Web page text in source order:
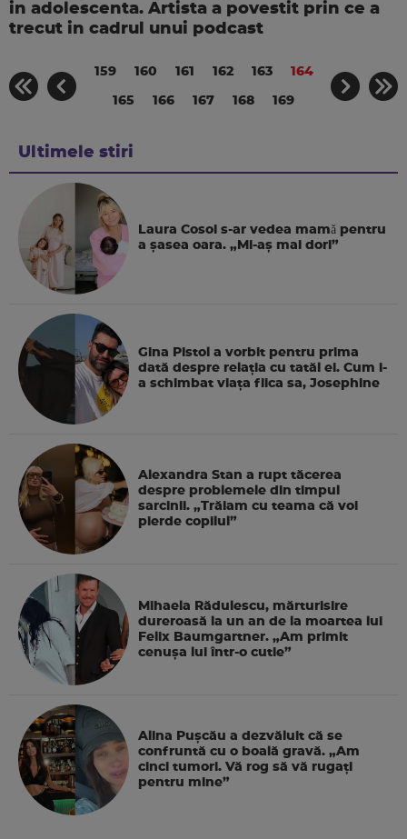
in adolescenta. Artista a povestit prin ce a
trecut in cadrul unui podcast
159 160 161 162 163 164
165 166 167 168 169
Ultimele stiri
Laura Cosoi s-ar vedea mamǎ pentru
a şasea oara. „Mi-aș mai dori”
Gina Pistol a vorbit pentru prima
dată despre relația cu tatăl ei. Cum i-
a schimbat viața fiica sa, Josephine
Alexandra Stan a rupt tăcerea
despre problemele din timpul
sarcinii. „Trăiam cu teama că voi
pierde copilul”
Mihaela Rădulescu, mărturisire
dureroasă la un an de la moartea lui
Felix Baumgartner. „Am primit
cenușa lui într-o cutie”
Alina Pușcău a dezvăluit că se
confruntă cu o boală gravă. „Am
cinci tumori. Vă rog să vă rugați
pentru mine”